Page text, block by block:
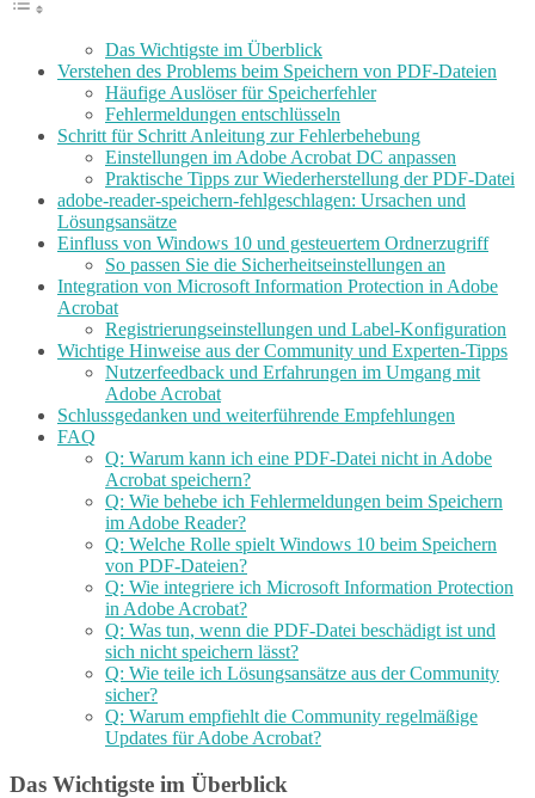
Das Wichtigste im Überblick
Verstehen des Problems beim Speichern von PDF-Dateien
Häufige Auslöser für Speicherfehler
Fehlermeldungen entschlüsseln
Schritt für Schritt Anleitung zur Fehlerbehebung
Einstellungen im Adobe Acrobat DC anpassen
Praktische Tipps zur Wiederherstellung der PDF-Datei
adobe-reader-speichern-fehlgeschlagen: Ursachen und
Lösungsansätze
Einfluss von Windows 10 und gesteuertem Ordnerzugriff
So passen Sie die Sicherheitseinstellungen an
Integration von Microsoft Information Protection in Adobe
Acrobat
Registrierungseinstellungen und Label-Konfiguration
Wichtige Hinweise aus der Community und Experten-Tipps
Nutzerfeedback und Erfahrungen im Umgang mit
Adobe Acrobat
Schlussgedanken und weiterführende Empfehlungen
FAQ
Q: Warum kann ich eine PDF-Datei nicht in Adobe
Acrobat speichern?
Q: Wie behebe ich Fehlermeldungen beim Speichern
im Adobe Reader?
Q: Welche Rolle spielt Windows 10 beim Speichern
von PDF-Dateien?
Q: Wie integriere ich Microsoft Information Protection
in Adobe Acrobat?
Q: Was tun, wenn die PDF-Datei beschädigt ist und
sich nicht speichern lässt?
Q: Wie teile ich Lösungsansätze aus der Community
sicher?
Q: Warum empfiehlt die Community regelmäßige
Updates für Adobe Acrobat?
Das Wichtigste im Überblick